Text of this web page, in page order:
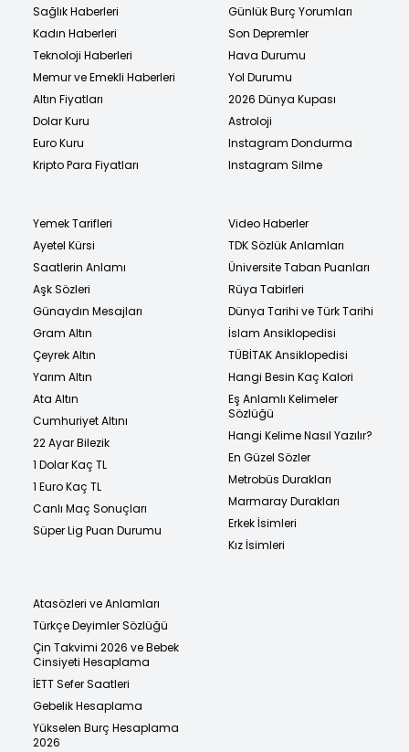
Sağlık Haberleri
Kadın Haberleri
Teknoloji Haberleri
Memur ve Emekli Haberleri
Altın Fiyatları
Dolar Kuru
Euro Kuru
Kripto Para Fiyatları
Günlük Burç Yorumları
Son Depremler
Hava Durumu
Yol Durumu
2026 Dünya Kupası
Astroloji
Instagram Dondurma
Instagram Silme
Yemek Tarifleri
Ayetel Kürsi
Saatlerin Anlamı
Aşk Sözleri
Günaydın Mesajları
Gram Altın
Çeyrek Altın
Yarım Altın
Ata Altın
Cumhuriyet Altını
22 Ayar Bilezik
1 Dolar Kaç TL
1 Euro Kaç TL
Canlı Maç Sonuçları
Süper Lig Puan Durumu
Video Haberler
TDK Sözlük Anlamları
Üniversite Taban Puanları
Rüya Tabirleri
Dünya Tarihi ve Türk Tarihi
İslam Ansiklopedisi
TÜBİTAK Ansiklopedisi
Hangi Besin Kaç Kalori
Eş Anlamlı Kelimeler
Sözlüğü
Hangi Kelime Nasıl Yazılır?
En Güzel Sözler
Metrobüs Durakları
Marmaray Durakları
Erkek İsimleri
Kız İsimleri
Atasözleri ve Anlamları
Türkçe Deyimler Sözlüğü
Çin Takvimi 2026 ve Bebek
Cinsiyeti Hesaplama
İETT Sefer Saatleri
Gebelik Hesaplama
Yükselen Burç Hesaplama
2026